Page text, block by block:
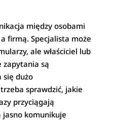
między osobami
firmą. Specjalista może
ale właściciel lub
zapytania są
się dużo
sprawdzić, jakie
przyciągają
jasno komunikuje